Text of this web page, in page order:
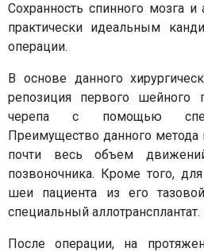
Сохранность спинного мозга и
практически идеальным
операции.
В основе данного
репозиция первого шейного
черепа с помощью
Преимущество данного метода
почти весь объем
позвоночника. Кроме того,
шеи пациента из его
специальный аллотрансплантат.
После операции, на